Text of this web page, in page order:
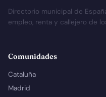
Directorio municipal de
empleo, renta y callejero de
Comunidades
Cataluña
Madrid